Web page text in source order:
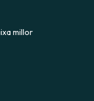
millor